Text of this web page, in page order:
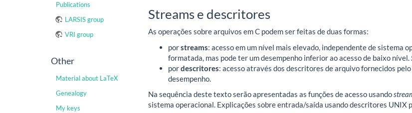
Publications
LARSIS group
VRI group
Other
Material about LaTeX
Genealogy
My keys
Streams e descritores
As operações sobre arquivos em C podem ser feitas de duas formas:
porstreams: acesso em um nível mais elevado, independente de
formatada, mas pode ter um desempenho inferior ao acesso de baixo nível.
pordescritores: acesso através dos descritores de arquivo fornecidos
desempenho.
Na sequência deste texto serão apresentadas as funções de acesso usando
sistema operacional. Explicações sobre entrada/saída usando descritores UNIX